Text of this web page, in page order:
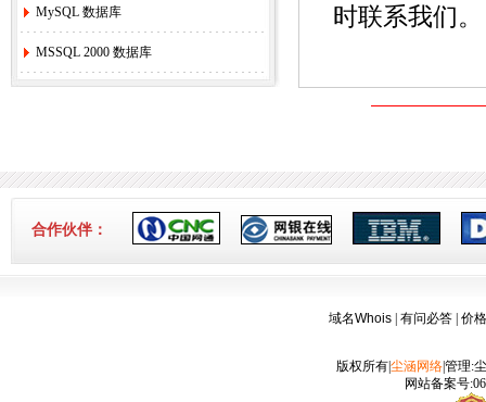
4.香港独享服务器69硬件升级通知！
5.香港服务器机房线路升级维护通知
11-27]
MySQL 数据库
MSSQL 2000 数据库
时联系我们。
合作伙伴：
域名Whois 有问必答 价
版权所有|尘涵网络|管理:
网站备案号